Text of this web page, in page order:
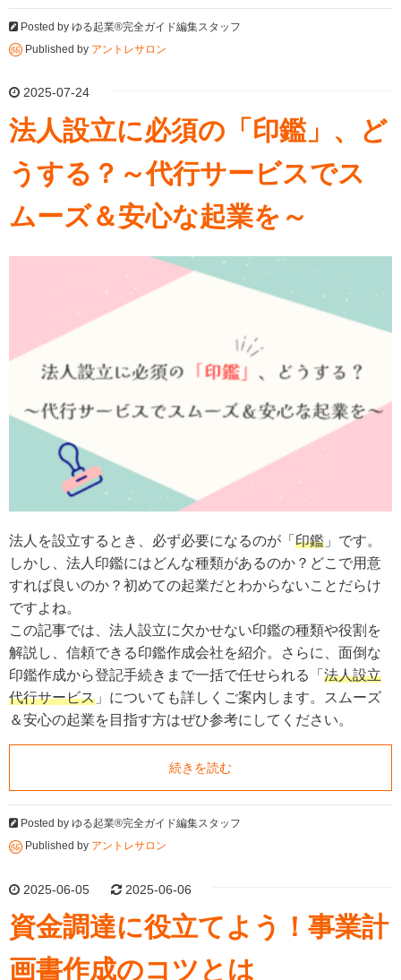
Posted by ゆる起業®完全ガイド編集スタッフ
Published by アントレサロン
2025-07-24
法人設立に必須の「印鑑」、ど
うする？～代行サービスでス
ムーズ＆安心な起業を～
法人を設立するとき、必ず必要になるのが「 印鑑 」です。
しかし、法人印鑑にはどんな種類があるのか？どこで用意
すれば良いのか？初めての起業だとわからないことだらけ
ですよね。
この記事では、法人設立に欠かせない印鑑の種類や役割を
解説し、信頼できる印鑑作成会社を紹介。さらに、面倒な
印鑑作成から登記手続きまで一括で任せられる「 法人設立
代行サービス 」についても詳しくご案内します。スムーズ
＆安心の起業を目指す方はぜひ参考にしてください。
続きを読む
Posted by ゆる起業®完全ガイド編集スタッフ
Published by アントレサロン
2025-06-05 2025-06-06
資金調達に役立てよう！事業計
画書作成のコツとは